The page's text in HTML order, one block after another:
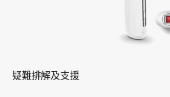
疑難排解及支援